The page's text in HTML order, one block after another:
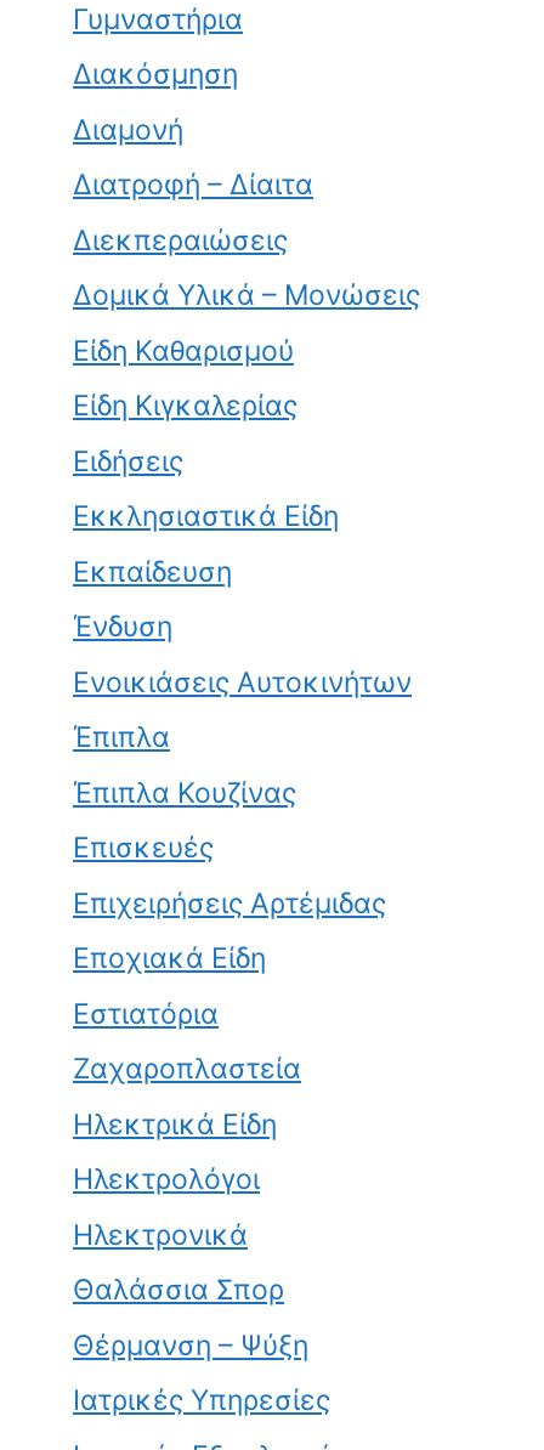
Γυμναστήρια
Διακόσμηση
Διαμονή
Διατροφή – Δίαιτα
Διεκπεραιώσεις
Δομικά Υλικά – Μονώσεις
Είδη Καθαρισμού
Είδη Κιγκαλερίας
Ειδήσεις
Εκκλησιαστικά Είδη
Εκπαίδευση
Ένδυση
Ενοικιάσεις Αυτοκινήτων
Έπιπλα
Έπιπλα Κουζίνας
Επισκευές
Επιχειρήσεις Αρτέμιδας
Εποχιακά Είδη
Εστιατόρια
Ζαχαροπλαστεία
Ηλεκτρικά Είδη
Ηλεκτρολόγοι
Ηλεκτρονικά
Θαλάσσια Σπορ
Θέρμανση – Ψύξη
Ιατρικές Υπηρεσίες